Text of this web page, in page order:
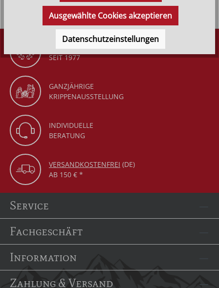
DÜRR KRIPPEN
SEIT 1977
GANZJÄHRIGE
KRIPPENAUSSTELLUNG
INDIVIDUELLE
BERATUNG
VERSANDKOSTENFREI (DE)
AB 150 € *
Service
Fachgeschäft
Information
Zahlung & Versand
Ausgewählte Cookies akzeptieren
Datenschutzeinstellungen